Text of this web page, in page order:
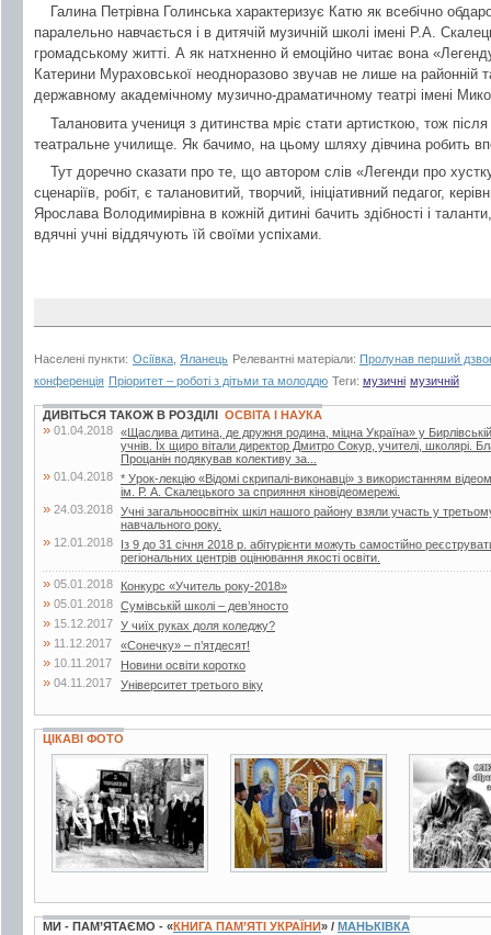
Галина Петрівна Голинська характеризує Катю як всебічно
паралельно навчається і в дитячій музичній школі імені Р.А.
громадському житті. А як натхненно й емоційно читає вона
Катерини Мураховської неодноразово звучав не лише на районній
державному академічному музично-драматичному театрі імені
Талановита учениця з дитинства мріє стати артисткою, тож
театральне училище. Як бачимо, на цьому шляху дівчина робить
Тут доречно сказати про те, що автором слів «Легенди про
сценаріїв, робіт, є талановитий, творчий, ініціативний педагог,
Ярослава Володимирівна в кожній дитині бачить здібності і
вдячні учні віддячують їй своїми успіхами.
Населені пункти: Осіївка Яланець Релевантні матеріали: Пролунав перший
конференція Пріоритет – роботі з дітьми та молоддю Теги: музичні музичній
ДИВІТЬСЯ ТАКОЖ В РОЗДІЛІ ОСВІТА І НАУКА
» 01.04.2018 «Щаслива дитина, де дружня родина, міцна Україна» у Бирлівській
учнів. Їх щиро вітали директор Дмитро Сокур, учителі, школярі.
Процанін подякував колективу за...
» 01.04.2018 * Урок-лекцію «Відомі скрипалі-виконавці» з використанням
ім. Р. А. Скалецького за сприяння кіновідеомережі.
» 24.03.2018 Учні загальноосвітніх шкіл нашого району взяли участь у
навчального року.
» 12.01.2018
Із 9 до 31 січня 2018 р. абітурієнти можуть самостійно
регіональних центрів оцінювання якості освіти.
» 05.01.2018 Конкурс «Учитель року-2018»
» 05.01.2018 Сумівській школі – дев’яносто
» 15.12.2017 У чиїх руках доля коледжу?
» 11.12.2017 «Сонечку» – п’ятдесят!
» 10.11.2017 Новини освіти коротко
» 04.11.2017 Університет третього віку
ЦІКАВІ ФОТО
3 фото 8 фото 4 фото
МИ - ПАМ’ЯТАЄМО - «КНИГА ПАМ’ЯТІ УКРАЇНИ» / МАНЬКІВКА